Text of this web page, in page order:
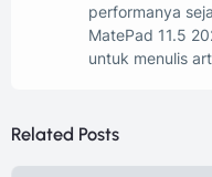
performanya
MatePad 11.5
untuk menulis
Related Posts